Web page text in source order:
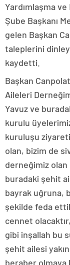
Yardımlaşma
Şube Başkanı
gelen Başkan
taleplerini
kaydetti.
Başkan
Aileleri
Yavuz ve
kurulu
kuruluşu
olan, bizim de
derneğimiz
buradaki şehit
bayrak uğruna,
şekilde feda
cennet
gibi inşallah bu
şehit ailesi
beraber